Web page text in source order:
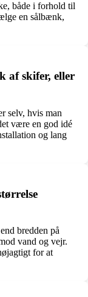
både i forhold til
en sålbænk,
af skifer, eller
selv, hvis man
være en god idé
og lang
bredden på
vand og vejr.
for at